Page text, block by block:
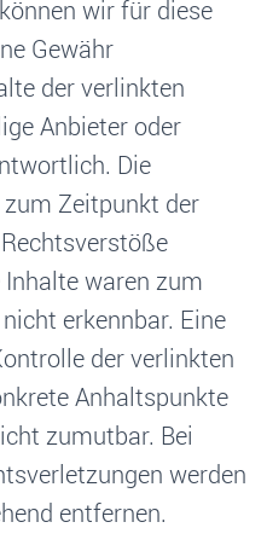
wir für diese
Gewähr
der verlinkten
Anbieter oder
Die
Zeitpunkt der
waren zum
erkennbar. Eine
der verlinkten
Anhaltspunkte
zumutbar. Bei
werden
entfernen.